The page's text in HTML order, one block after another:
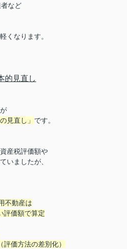
など
くなります。
的見直し
見直し」 です。
産税評価額や
いましたが、
不動産は
価額で算定
価方法の差別化）